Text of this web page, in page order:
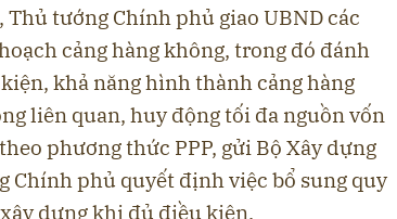
tướng Chính phủ giao UBND các
cảng hàng không, trong đó đánh
khả năng hình thành cảng hàng
liên quan, huy động tối đa nguồn vốn
phương thức PPP, gửi Bộ Xây dựng
Chính phủ quyết định việc bổ sung quy
dựng khi đủ điều kiện.